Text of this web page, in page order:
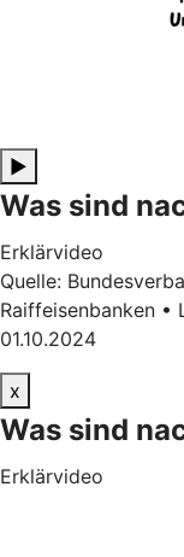
▶
Was sind
Erklärvideo
Quelle:
Raiffeisenbanken
01.10.2024
x
Was sind
Erklärvideo